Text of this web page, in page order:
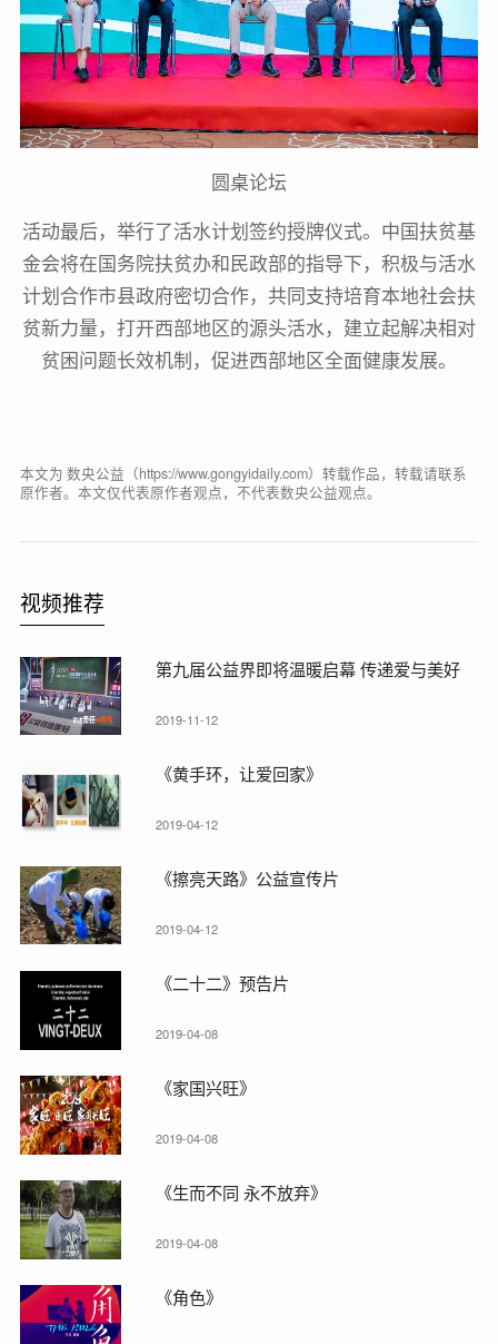
圆桌论坛
活动最后，举行了活水计划签约授牌仪式。中国扶贫基
金会将在国务院扶贫办和民政部的指导下，积极与活水
计划合作市县政府密切合作，共同支持培育本地社会扶
贫新力量，打开西部地区的源头活水，建立起解决相对
贫困问题长效机制，促进西部地区全面健康发展。
本文为 数央公益（https://www.gongyidaily.com）转载作品，转载请联系
原作者。本文仅代表原作者观点，不代表数央公益观点。
视频推荐
第九届公益界即将温暖启幕 传递爱与美好
2019-11-12
《黄手环，让爱回家》
2019-04-12
《擦亮天路》公益宣传片
2019-04-12
《二十二》预告片
2019-04-08
《家国兴旺》
2019-04-08
《生而不同 永不放弃》
2019-04-08
《角色》